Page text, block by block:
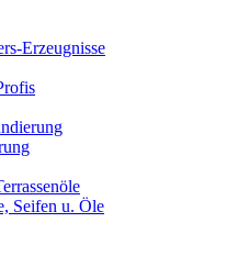
Erzeugnisse
Seifen u. Öle